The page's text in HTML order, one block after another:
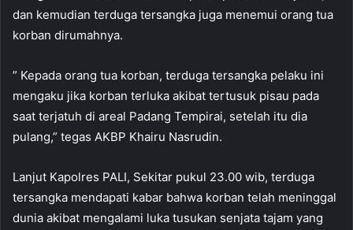
dan kemudian terduga tersangka juga menemui orang tua
korban dirumahnya.
” Kepada orang tua korban, terduga tersangka pelaku ini
mengaku jika korban terluka akibat tertusuk pisau pada
saat terjatuh di areal Padang Tempirai, setelah itu dia
pulang,” tegas AKBP Khairu Nasrudin.
Lanjut Kapolres PALI, Sekitar pukul 23.00 wib, terduga
tersangka mendapati kabar bahwa korban telah meninggal
dunia akibat mengalami luka tusukan senjata tajam yang